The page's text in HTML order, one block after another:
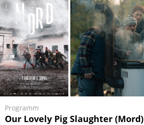
Programm
Our Lovely Pig Slaughter (Mord)